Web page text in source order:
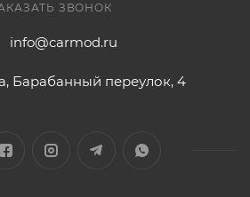
ЗВОНОК
info@carmod.ru
Барабанный переулок, 4